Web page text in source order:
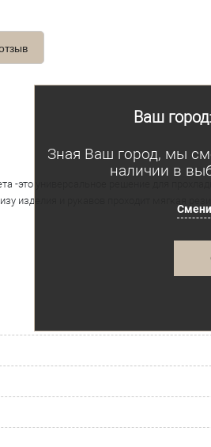
Ваш
Зная Ваш город, мы
наличии в
-это универсальное решение для
изделия и рукавов проходит мягкая